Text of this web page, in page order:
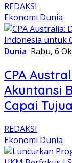
REDAKSI
Ekonomi Dunia
Dunia Rabu, 6
CPA
Akuntansi
Capai
REDAKSI
Ekonomi Dunia